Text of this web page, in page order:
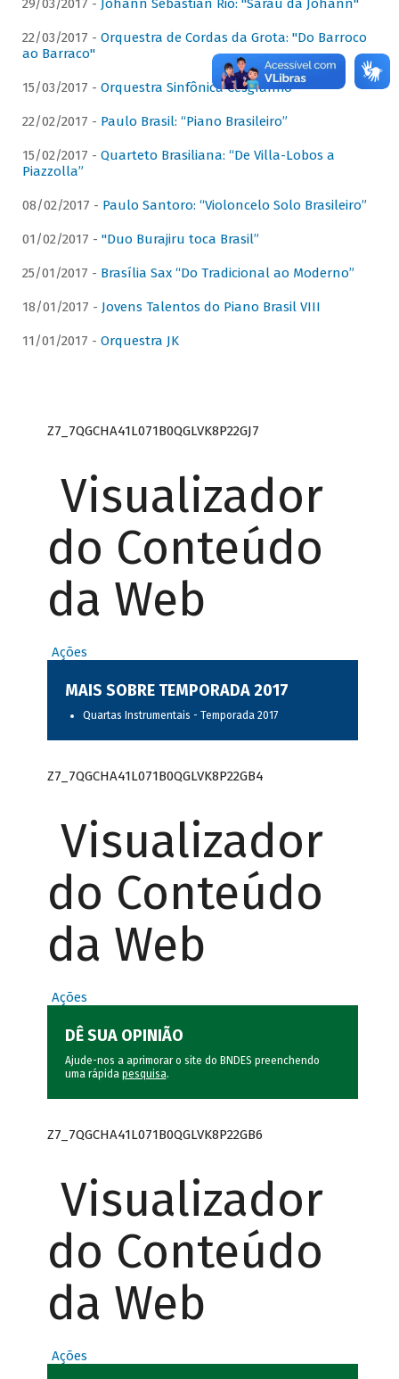
29/03/2017 - Johann Sebastian Rio: "Sarau da Johann"
22/03/2017 - Orquestra de Cordas da Grota: "Do Barroco
ao Barraco"
15/03/2017 - Orquestra Sinfônica Cesgranrio
22/02/2017 - Paulo Brasil: “Piano Brasileiro”
15/02/2017 - Quarteto Brasiliana: “De Villa-Lobos a
Piazzolla”
08/02/2017 - Paulo Santoro: “Violoncelo Solo Brasileiro”
01/02/2017 - "Duo Burajiru toca Brasil”
25/01/2017 - Brasília Sax “Do Tradicional ao Moderno”
18/01/2017 - Jovens Talentos do Piano Brasil VIII
11/01/2017 - Orquestra JK
Z7_7QGCHA41L071B0QGLVK8P22GJ7
Visualizador
do Conteúdo
da Web
Ações
MAIS SOBRE TEMPORADA 2017
Quartas Instrumentais - Temporada 2017
Z7_7QGCHA41L071B0QGLVK8P22GB4
Visualizador
do Conteúdo
da Web
Ações
DÊ SUA OPINIÃO
Ajude-nos a aprimorar o site do BNDES preenchendo
uma rápida pesquisa.
Z7_7QGCHA41L071B0QGLVK8P22GB6
Visualizador
do Conteúdo
da Web
Ações